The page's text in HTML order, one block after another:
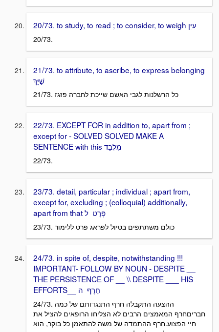
20/73.
21/73. to attribute, to ascribe, to express belonging
21/73. כל הרשלנות לגבי האשם שייכת לחברה פזגז
22/73. EXCEPT FOR in addition to, apart from ;
except for - SOLVED SOLVED MAKE A
22/73.
23/73. detail, particular ; individual ; apart from,
except for, excluding ; (colloquial) additionally,
apart from that פְּרָט ל
23/73. כולם משתתפים בטיול לפראג פרט ללימור
24/73. in spite of, despite, notwithstanding !!!
IMPORTANT- FOLLOW BY NOUN - DESPITE __
THE PERSISTENCE OF __ \\ DESPITE ___ HIS
EFFORTS__ חֵרֶף ה
24/73. ההצעה התקבלה חרף התנגדותם של כמה
חבריםחרף המאמצים הרבים לא הצליחו הרופאים להציל את
חיי הפצוע.חרף ההתמדה של משה להתאמן כל בוקר, הוא